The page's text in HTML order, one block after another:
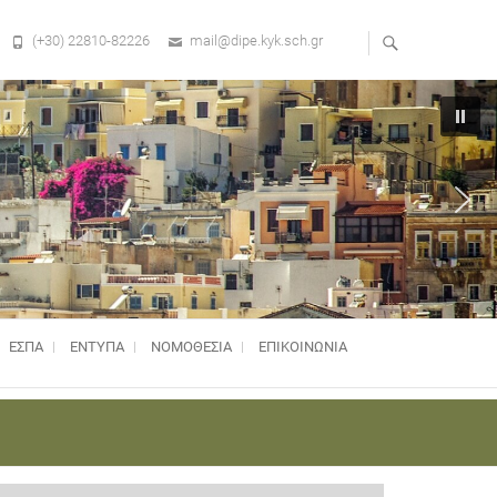
(+30) 22810-82226 mail@dipe.kyk.sch.gr
ΕΣΠΑ ΕΝΤΥΠΑ ΝΟΜΟΘΕΣΊΑ ΕΠΙΚΟΙΝΩΝΙΑ